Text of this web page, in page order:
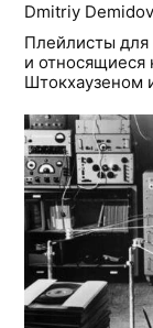
Dmitriy Demidov
Плейлисты для
и относящиеся
Штокхаузеном